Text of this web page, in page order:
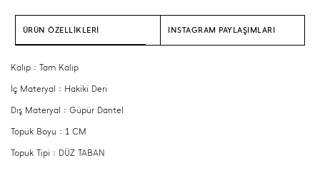
ÜRÜN ÖZELLİKLERİ INSTAGRAM PAYLAŞIMLARI
Kalıp : Tam Kalıp
İç Materyal : Hakiki Deri
Dış Materyal : Güpür Dantel
Topuk Boyu : 1 CM
Topuk Tipi : DÜZ TABAN